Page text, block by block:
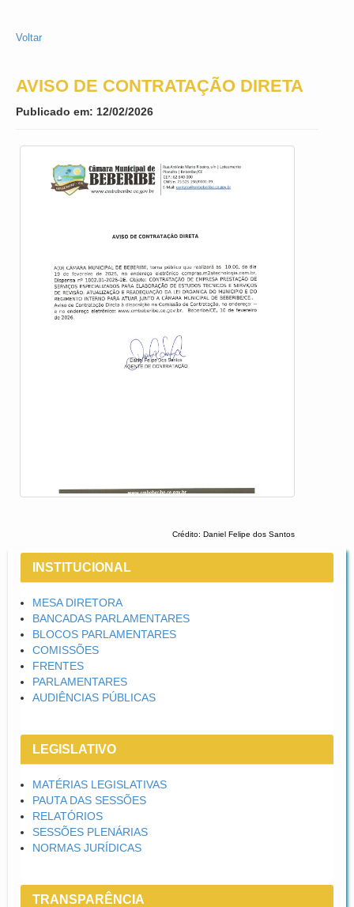
Voltar
AVISO DE CONTRATAÇÃO DIRETA
Publicado em: 12/02/2026
Crédito: Daniel Felipe dos Santos
INSTITUCIONAL
MESA DIRETORA
BANCADAS PARLAMENTARES
BLOCOS PARLAMENTARES
COMISSÕES
FRENTES
PARLAMENTARES
AUDIÊNCIAS PÚBLICAS
LEGISLATIVO
MATÉRIAS LEGISLATIVAS
PAUTA DAS SESSÕES
RELATÓRIOS
SESSÕES PLENÁRIAS
NORMAS JURÍDICAS
TRANSPARÊNCIA